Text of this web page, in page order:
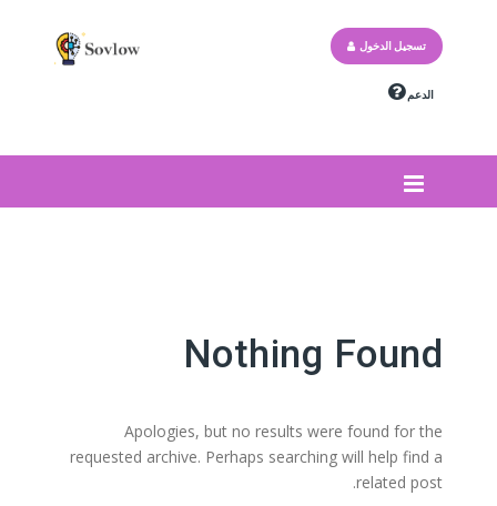
الدعم
تسجيل الدخول
Nothing Found
Apologies, but no results were found for the
requested archive. Perhaps searching will help find a
related post.